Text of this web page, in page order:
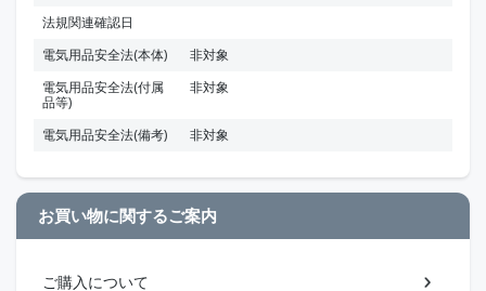
法規関連確認日
電気用品安全法(本体)
非対象
電気用品安全法(付属
品等)
非対象
電気用品安全法(備考) 非対象
お買い物に関するご案内
ご購入について